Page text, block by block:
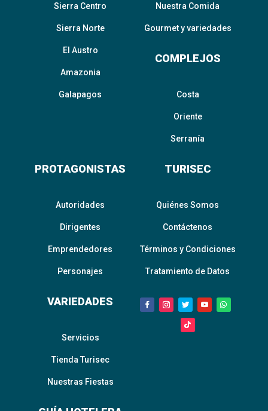
Sierra Centro
Sierra Norte
El Austro
Amazonia
Galapagos
Nuestra Comida
Gourmet y variedades
COMPLEJOS
Costa
Oriente
Serranía
PROTAGONISTAS
Autoridades
Dirigentes
Emprendedores
Personajes
VARIEDADES
Servicios
Tienda Turisec
Nuestras Fiestas
TURISEC
Quiénes Somos
Contáctenos
Términos y Condiciones
Tratamiento de Datos